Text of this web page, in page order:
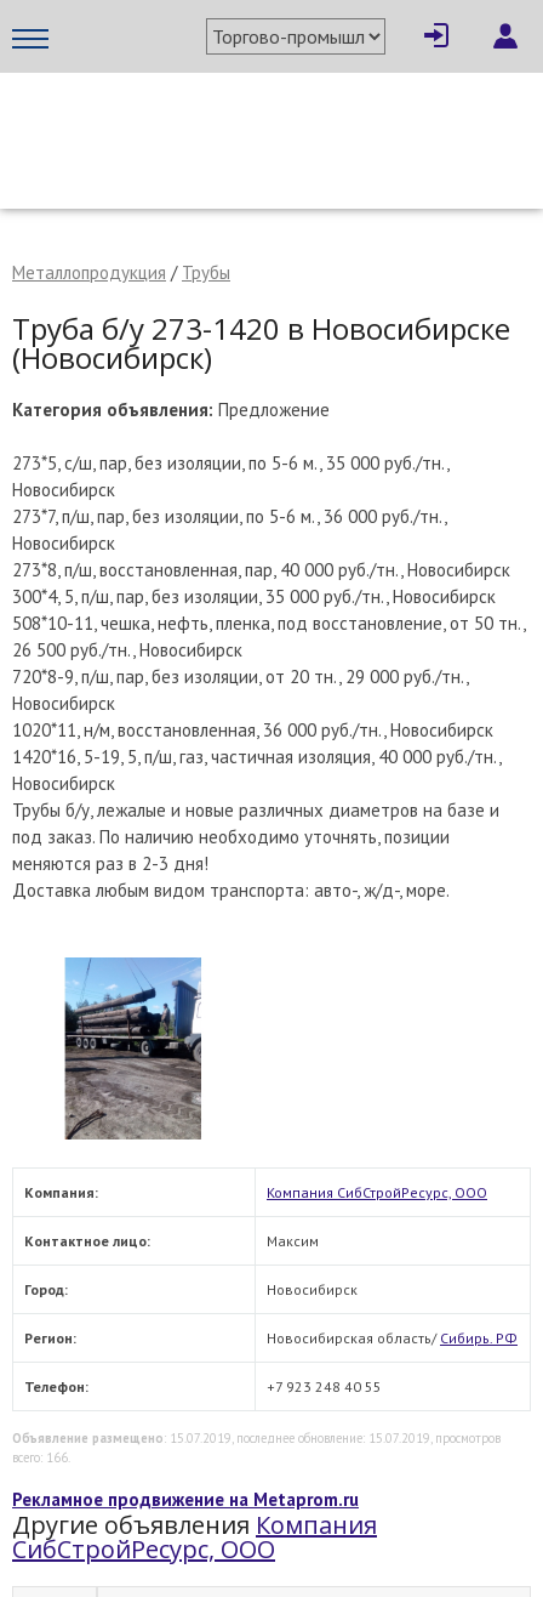
Металлопродукция / Трубы
Труба б/у 273-1420 в Новосибирске
(Новосибирск)
Категория объявления: Предложение
273*5, с/ш, пар, без изоляции, по 5-6 м., 35 000 руб./тн.,
Новосибирск
273*7, п/ш, пар, без изоляции, по 5-6 м., 36 000 руб./тн.,
Новосибирск
273*8, п/ш, восстановленная, пар, 40 000 руб./тн., Новосибирск
300*4, 5, п/ш, пар, без изоляции, 35 000 руб./тн., Новосибирск
508*10-11, чешка, нефть, пленка, под восстановление, от 50 тн.,
26 500 руб./тн., Новосибирск
720*8-9, п/ш, пар, без изоляции, от 20 тн., 29 000 руб./тн.,
Новосибирск
1020*11, н/м, восстановленная, 36 000 руб./тн., Новосибирск
1420*16, 5-19, 5, п/ш, газ, частичная изоляция, 40 000 руб./тн.,
Новосибирск
Трубы б/у, лежалые и новые различных диаметров на базе и
под заказ. По наличию необходимо уточнять, позиции
меняются раз в 2-3 дня!
Доставка любым видом транспорта: авто-, ж/д-, море.
× Написать поставщику
Отмена
Компания: Компания СибСтройРесурс, ООО
Контактное лицо: Максим
Город: Новосибирск
Регион: Новосибирская область/ Сибирь. РФ
Телефон: +7 923 248 40 55
Объявление размещено: 15.07.2019, последнее обновление: 15.07.2019, просмотров
всего: 166.
Рекламное продвижение на Metaprom.ru
Другие объявления Компания
СибСтройРесурс, ООО